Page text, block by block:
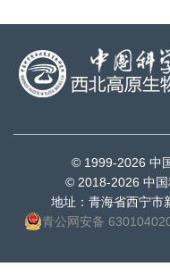
© 1999-2026 中
© 2018-2026 中
地址：青海省西宁
青公网安备